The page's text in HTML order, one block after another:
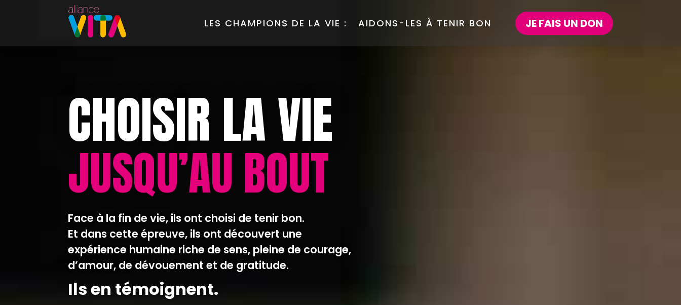
LES CHAMPIONS DE LA VIE : AIDONS-LES À TENIR BON JE FAIS UN DON
CHOISIR LA VIE
JUSQU’AU BOUT
Face à la fin de vie, ils ont choisi de tenir bon.
Et dans cette épreuve, ils ont découvert une
expérience humaine riche de sens, pleine de courage,
d’amour, de dévouement et de gratitude.
Ils en témoignent.